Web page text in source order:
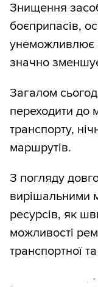
Знищення
боєприпасів,
унеможливлює
значно
Загалом
переходити до
транспорту,
маршрутів.
З погляду
вирішальними
ресурсів, як
можливості
транспортної